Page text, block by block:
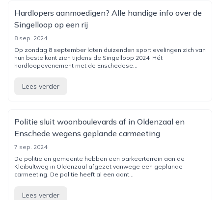
Hardlopers aanmoedigen? Alle handige info over de
Singelloop op een rij
8 sep. 2024
Op zondag 8 september laten duizenden sportievelingen zich van
hun beste kant zien tijdens de Singelloop 2024. Hét
hardloopevenement met de Enschedese...
Lees verder
Politie sluit woonboulevards af in Oldenzaal en
Enschede wegens geplande carmeeting
7 sep. 2024
De politie en gemeente hebben een parkeerterrein aan de
Kleibultweg in Oldenzaal afgezet vanwege een geplande
carmeeting. De politie heeft al een aant...
Lees verder